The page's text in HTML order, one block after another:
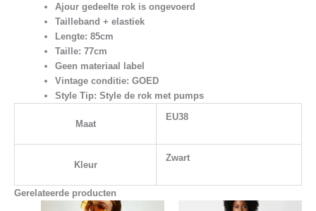
Ajour gedeelte rok is ongevoerd
Tailleband + elastiek
Lengte: 85cm
Taille: 77cm
Geen materiaal label
Vintage conditie:GOED
Style Tip: Style de rok met pumps
Maat
EU38
Kleur
Zwart
Gerelateerde producten